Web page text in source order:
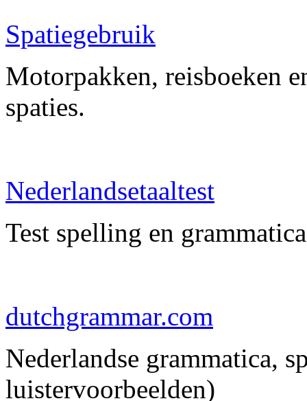
Spatiegebruik
Motorpakken, reisboeken
spaties.
Nederlandsetaaltest
Test spelling en grammatica
dutchgrammar.com
Nederlandse grammatica,
luistervoorbeelden)